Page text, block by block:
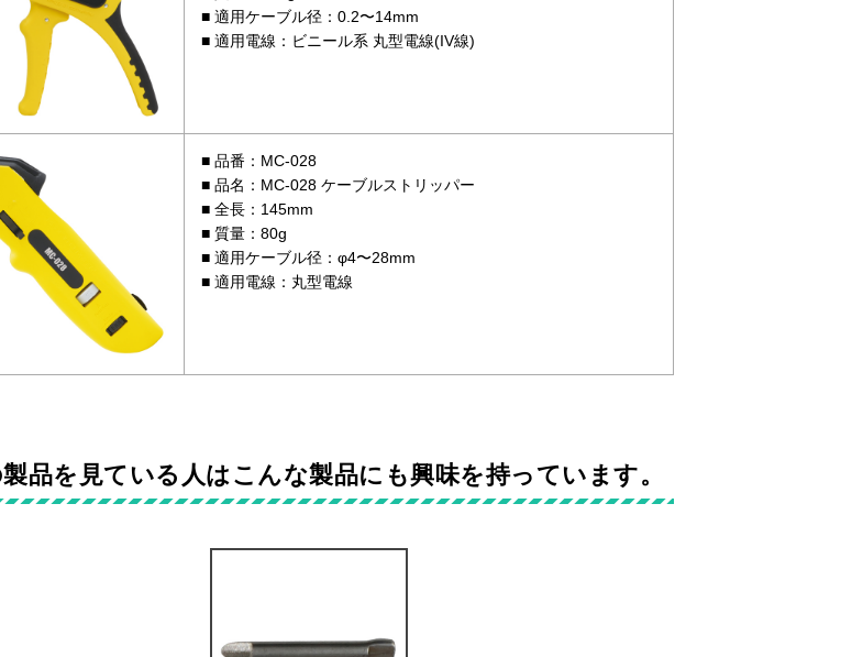
適用ケーブル径：0.2〜14mm
適用電線：ビニール系 丸型電線(IV線)
品番：MC-028
品名：MC-028 ケーブルストリッパー
全長：145mm
質量：80g
適用ケーブル径：φ4〜28mm
適用電線：丸型電線
品を見ている人はこんな製品にも興味を持っています。